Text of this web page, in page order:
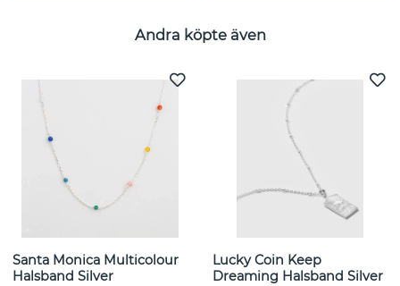
Andra köpte även
Santa Monica Multicolour
Halsband Silver
Lucky Coin Keep
Dreaming Halsband Silver